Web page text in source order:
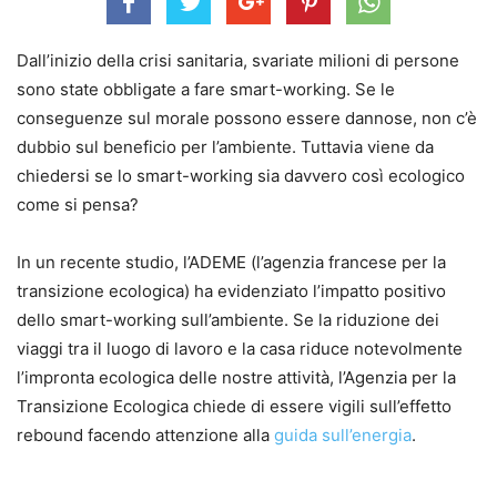
Dall’inizio della crisi sanitaria, svariate milioni di persone
sono state obbligate a fare smart-working. Se le
conseguenze sul morale possono essere dannose, non c’è
dubbio sul beneficio per l’ambiente. Tuttavia viene da
chiedersi se lo smart-working sia davvero così ecologico
come si pensa?
In un recente studio, l’ADEME (l’agenzia francese per la
transizione ecologica) ha evidenziato l’impatto positivo
dello smart-working sull’ambiente. Se la riduzione dei
viaggi tra il luogo di lavoro e la casa riduce notevolmente
l’impronta ecologica delle nostre attività, l’Agenzia per la
Transizione Ecologica chiede di essere vigili sull’effetto
rebound facendo attenzione alla guida sull’energia.